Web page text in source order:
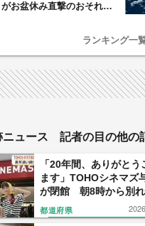
がお盆休み直撃のおそれ
ランキング一
ニュース 記者の目の他の
「20年間、ありがとう
ます」TOHOシネマズ
が閉館 朝8時から別
ファンも【鹿児島】
都道府県